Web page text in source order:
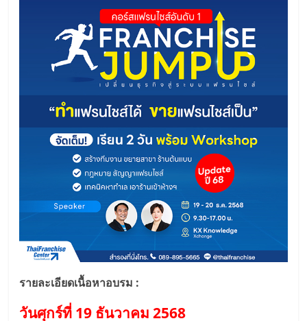
ลงทุน
และ
ขยาย
ขา
แฟ
รน
รายละเอียดเนื้อหาอบรม :
วันศุกร์ที่ 19 ธันวาคม 2568